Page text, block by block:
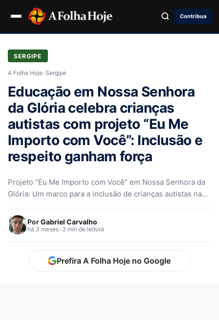
Contribua
SERGIPE
A Folha Hoje› Sergipe
Educação em Nossa Senhora
da Glória celebra crianças
autistas com projeto “Eu Me
Importo com Você”: Inclusão e
respeito ganham força
Projeto “Eu Me Importo com Você” em Nossa Senhora da
Glória: Um marco para a inclusão de crianças autistas na…
PorGabriel Carvalho
há 3 meses• 3 min de leitura
Prefira A Folha Hoje no Google